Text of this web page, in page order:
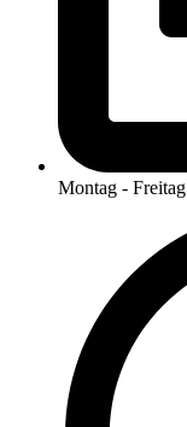
Montag - Freitag